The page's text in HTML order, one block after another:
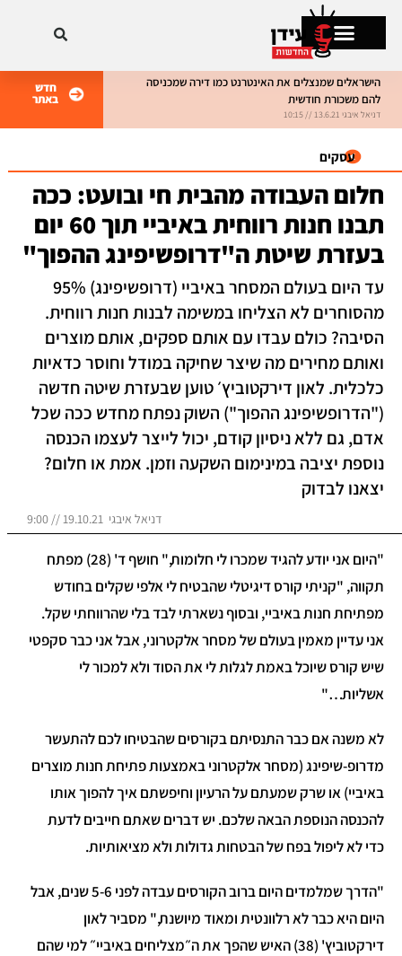
הישראלים שמנצלים את האינטרנט כמו דירה שמכניסה
להם משכורת חודשית
דניאל איבגי 13.6.21 // 10:15
מתקרחים בישראל
חדש
באתר
עסקים
חלום העבודה מהבית חי ובועט: ככה
תבנו חנות רווחית באיביי תוך 60 יום
בעזרת שיטת ה"דרופשיפינג ההפוך"
עד היום בעולם המסחר באיביי (דרופשיפינג) 95%
מהסוחרים לא הצליחו במשימה לבנות חנות רווחית.
הסיבה? כולם עבדו עם אותם ספקים, אותם מוצרים
ואותם מחירים מה שיצר שחיקה במודל וחוסר כדאיות
כלכלית. לאון דירקטוביץ׳ טוען שבעזרת שיטה חדשה
("הדרופשיפינג ההפוך") השוק נפתח מחדש ככה שכל
אדם, גם ללא ניסיון קודם, יכול לייצר לעצמו הכנסה
נוספת יציבה במינימום השקעה וזמן. אמת או חלום?
יצאנו לבדוק
דניאל איבגי 19.10.21 // 9:00
"היום אני יודע להגיד שמכרו לי חלומות," חושף ד' (28) מפתח
תקווה, "קניתי קורס דיגיטלי שהבטיח לי אלפי שקלים בחודש
מפתיחת חנות באיביי, ובסוף נשארתי לבד בלי שהרווחתי שקל.
אני עדיין מאמין בעולם של מסחר אלקטרוני, אבל אני כבר סקפטי
שיש קורס שיוכל באמת לגלות לי את הסוד ולא למכור לי
אשליות…"
לא משנה אם כבר התנסיתם בקורסים שהבטיחו לכם להתעשר
מדרופ-שיפינג (מסחר אלקטרוני באמצעות פתיחת חנות מוצרים
באיביי) או שרק שמעתם על הרעיון וחיפשתם איך להפוך אותו
להכנסה הנוספת הבאה שלכם. יש דברים שאתם חייבים לדעת
כדי לא ליפול בפח של הבטחות גדולות ולא מציאותיות.
"הדרך שמלמדים היום ברוב הקורסים עבדה לפני 5-6 שנים, אבל
היום היא כבר לא רלוונטית ומאוד מיושנת," מסביר לאון
דירקטוביץ' (38) האיש שהפך את ה״מצליחים באיביי״ למי שהם